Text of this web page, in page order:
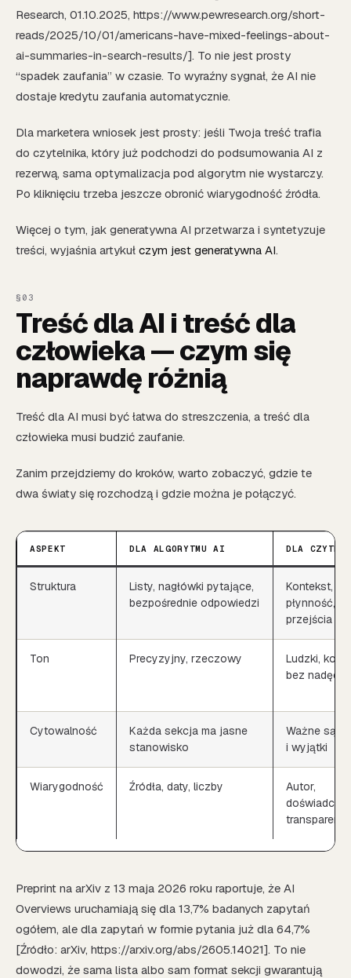
Research, 01.10.2025, https://www.pewresearch.org/short-
reads/2025/10/01/americans-have-mixed-feelings-about-
ai-summaries-in-search-results/]. To nie jest prosty
“spadek zaufania” w czasie. To wyraźny sygnał, że AI nie
dostaje kredytu zaufania automatycznie.
Dla marketera wniosek jest prosty: jeśli Twoja treść trafia
do czytelnika, który już podchodzi do podsumowania AI z
rezerwą, sama optymalizacja pod algorytm nie wystarczy.
Po kliknięciu trzeba jeszcze obronić wiarygodność źródła.
Więcej o tym, jak generatywna AI przetwarza i syntetyzuje
treści, wyjaśnia artykuł czym jest generatywna AI.
Treść dla AI i treść dla
człowieka — czym się
naprawdę różnią
Treść dla AI musi być łatwa do streszczenia, a treść dla
człowieka musi budzić zaufanie.
Zanim przejdziemy do kroków, warto zobaczyć, gdzie te
dwa światy się rozchodzą i gdzie można je połączyć.
ASPEKT DLA ALGORYTMU AI DLA
Struktura
Listy, nagłówki pytające,
bezpośrednie odpowiedzi
Kontekst,
płynność,
przejścia
Ton Precyzyjny, rzeczowy
Ludzki,
bez nadęcia
Cytowalność
Każda sekcja ma jasne
stanowisko
Ważne są
i wyjątki
Wiarygodność Źródła, daty, liczby
Autor,
Preprint na arXiv z 13 maja 2026 roku raportuje, że AI
Overviews uruchamiają się dla 13,7% badanych zapytań
ogółem, ale dla zapytań w formie pytania już dla 64,7%
[Źródło: arXiv, https://arxiv.org/abs/2605.14021]. To nie
dowodzi, że sama lista albo sam format sekcji gwarantują